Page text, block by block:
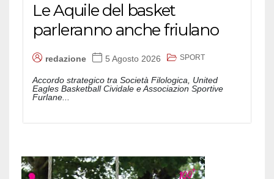
Le Aquile del basket
parleranno anche friulano
redazione 5 Agosto 2026 SPORT
Accordo strategico tra Società Filologica, United
Eagles Basketball Cividale e Associazion Sportive
Furlane...